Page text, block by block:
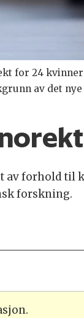
for 24
av det
av forhold
forskning.